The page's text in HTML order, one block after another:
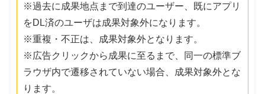
※過去に成果地点まで到達のユーザー、既にアプリ
をDL済のユーザは成果対象外になります。
※重複・不正は、成果対象外となります。
※広告クリックから成果に至るまで、同一の標準ブ
ラウザ内で遷移されていない場合、成果対象外とな
ります。